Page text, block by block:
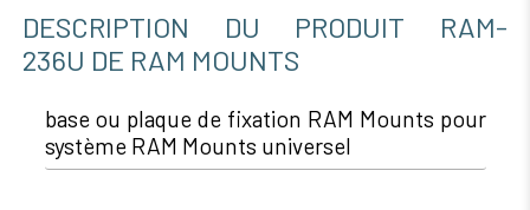
DESCRIPTION DU PRODUIT RAM-
236U DE RAM MOUNTS
base ou plaque de fixation RAM Mounts pour
système RAM Mounts universel